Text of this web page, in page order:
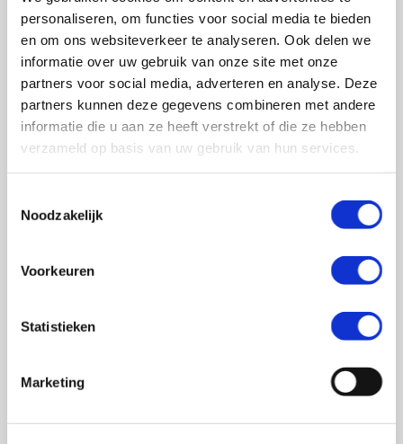
personaliseren, om functies voor social media te bieden
en om ons websiteverkeer te analyseren. Ook delen we
informatie over uw gebruik van onze site met onze
partners voor social media, adverteren en analyse. Deze
partners kunnen deze gegevens combineren met andere
informatie die u aan ze heeft verstrekt of die ze hebben
verzameld op basis van uw gebruik van hun services.
Noodzakelijk
Voorkeuren
Statistieken
Marketing
0348 – 43 29 20(algemene nummer)
(ma t/m do: van 10.00 tot 14.30 uur)
info@crohn-colitis.nl
0348 – 420 780 (ervaringsdeskundigenlijn)
(ma t/m do: van 10:00 tot 12:30 uur)
ervaringsdeskundigen@crohn-colitis.nl
voor mensen met chronische darmziektes zoals de ziekte
van Crohn, colitis ulcerosa en microscopische colitis.
Deze ontstekingsziektes noemt men ook wel
Inflammatory Bowel Disease (IBD). Crohn & Colitis NL zet
zich al sinds 1979 in om de belangen van mensen met